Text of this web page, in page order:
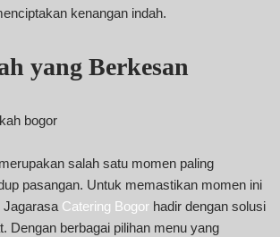
kenangan indah.
yang Berkesan
salah satu momen paling
pasangan. Untuk memastikan momen ini
Jagarasa Catering Bogor hadir dengan solusi
Dengan berbagai pilihan menu yang